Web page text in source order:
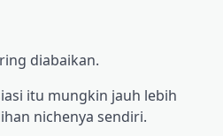
diabaikan.
itu mungkin jauh lebih
nichenya sendiri.